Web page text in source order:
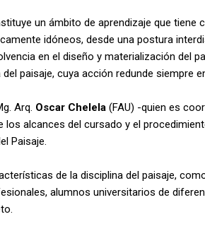
un ámbito de aprendizaje que tiene
idóneos, desde una postura
en el diseño y materialización del
paisaje, cuya acción redunde siempre
Arq. Oscar Chelela (FAU) -quien es
los alcances del cursado y el
Paisaje.
de la disciplina del paisaje,
alumnos universitarios de